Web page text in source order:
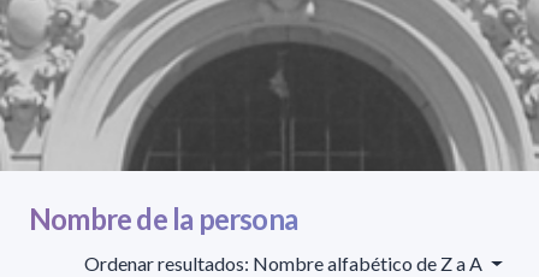
Nombre de la persona
Ordenar resultados: Nombre alfabético de Z a A